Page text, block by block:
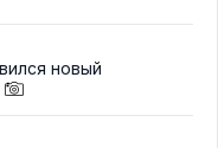
новый